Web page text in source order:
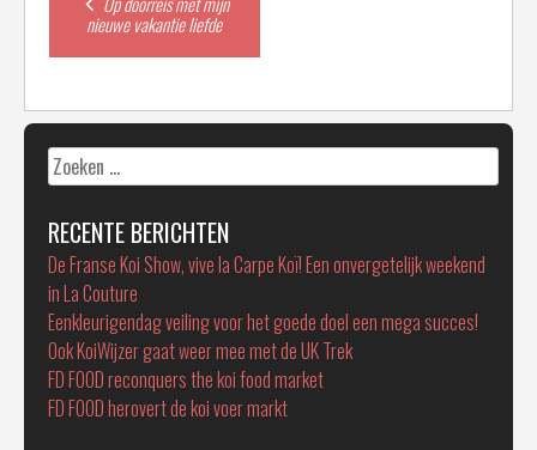
navigation
nieuwe vakantie liefde
Zoeken
naar:
RECENTE BERICHTEN
De Franse Koi Show, vive la Carpe Koï! Een onvergetelijk weekend
in La Couture
Eenkleurigendag veiling voor het goede doel een mega succes!
Ook KoiWijzer gaat weer mee met de UK Trek
FD FOOD reconquers the koi food market
FD FOOD herovert de koi voer markt